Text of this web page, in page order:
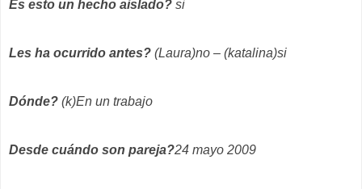
Es esto un hecho aislado? si
Les ha ocurrido antes? (Laura)no – (katalina)si
Dónde? (k)En un trabajo
Desde cuándo son pareja?24 mayo 2009